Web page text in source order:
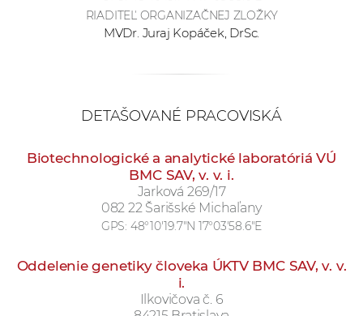
RIADITEĽ ORGANIZAČNEJ ZLOŽKY
MVDr. Juraj Kopáček, DrSc.
DETAŠOVANÉ PRACOVISKÁ
Biotechnologické a analytické laboratóriá VÚ
BMC SAV, v. v. i.
Jarková 269/17
082 22 Šarišské Michaľany
GPS: 48°10'19.7"N 17°03'58.6"E
Oddelenie genetiky človeka ÚKTV BMC SAV, v. v.
i.
Ilkovičova č. 6